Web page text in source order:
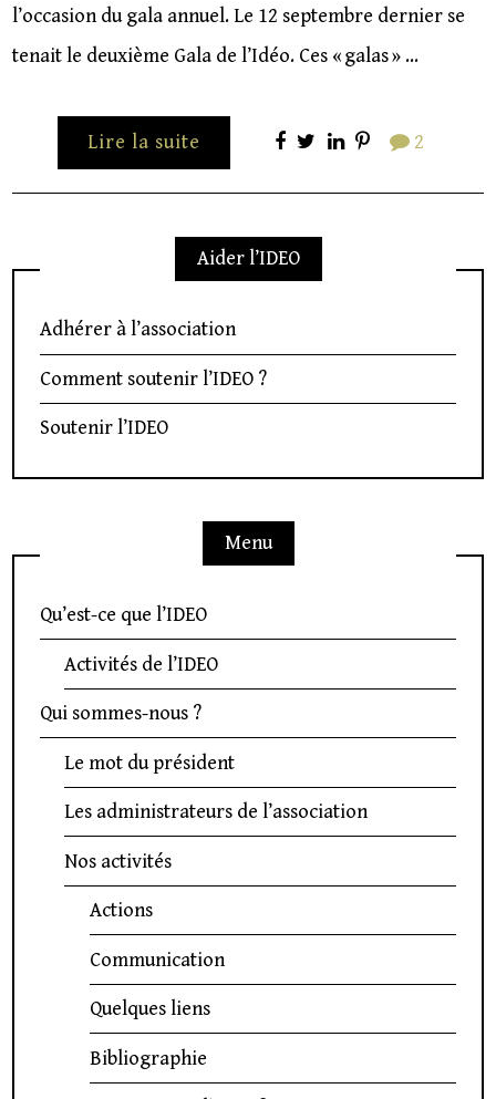
l’occasion du gala annuel. Le 12 septembre dernier se
tenait le deuxième Gala de l’Idéo. Ces « galas » …
Lire la suite 2
Aider l’IDEO
Adhérer à l’association
Comment soutenir l’IDEO ?
Soutenir l’IDEO
Menu
Qu’est-ce que l’IDEO
Activités de l’IDEO
Qui sommes-nous ?
Le mot du président
Les administrateurs de l’association
Nos activités
Actions
Communication
Quelques liens
Bibliographie